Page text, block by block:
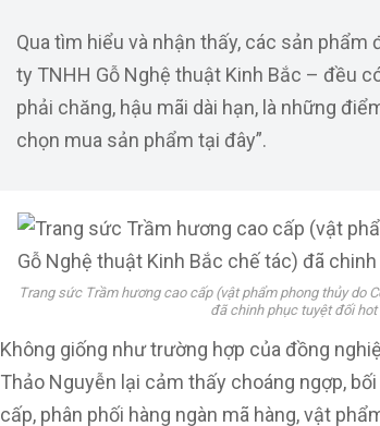
Qua tìm hiểu và nhận thấy, các sản
ty TNHH Gỗ Nghệ thuật Kinh Bắc – đều
phải chăng, hậu mãi dài hạn, là những
chọn mua sản phẩm tại đây”.
Trang sức Trầm hương cao cấp (vật phẩm phong thủy do
đã chinh phục tuyệt đối hot
Không giống như trường hợp của đồng
Thảo Nguyễn lại cảm thấy choáng ngợp,
cấp, phân phối hàng ngàn mã hàng, vật